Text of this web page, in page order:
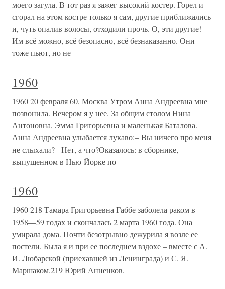
моего загула. В тот раз я зажег высокий костер. Горел и
сгорал на этом костре только я сам, другие приближались
и, чуть опалив волосы, отходили прочь. О, эти другие!
Им всё можно, всё безопасно, всё безнаказанно. Они
тоже пьют, но не
1960
1960 20 февраля 60, Москва Утром Анна Андреевна мне
позвонила. Вечером я у нее. За общим столом Нина
Антоновна, Эмма Григорьевна и маленькая Баталова.
Анна Андреевна улыбается лукаво:– Вы ничего про меня
не слыхали?– Нет, а что?Оказалось: в сборнике,
выпущенном в Нью-Йорке по
1960
1960 218 Тамара Григорьевна Габбе заболела раком в
1958—59 годах и скончалась 2 марта 1960 года. Она
умирала дома. Почти безотрывно дежурила я возле ее
постели. Была я и при ее последнем вздохе – вместе с А.
И. Любарской (приехавшей из Ленинграда) и С. Я.
Маршаком.219 Юрий Анненков.